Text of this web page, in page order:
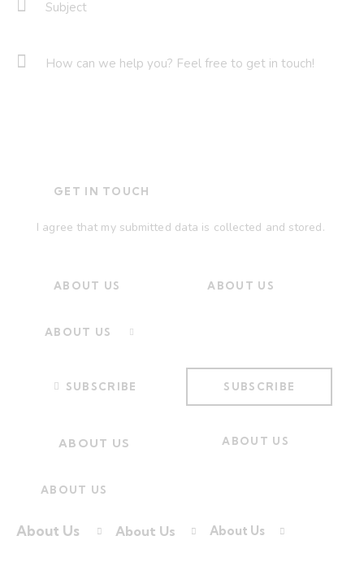
I agree that my submitted data is collected and stored.
ABOUT US ABOUT US
ABOUT US
SUBSCRIBE SUBSCRIBE
ABOUT US ABOUT US
ABOUT US
About Us About Us About Us